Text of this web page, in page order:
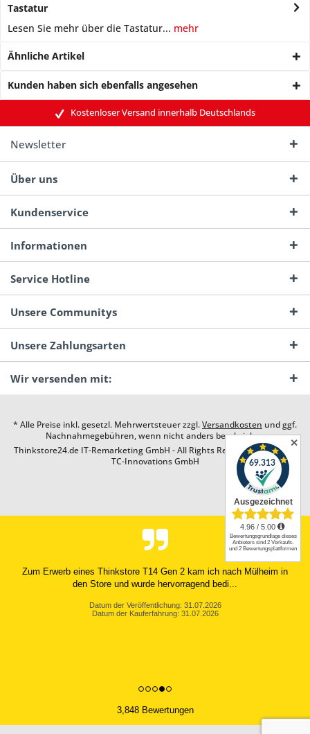
Tastatur
Lesen Sie mehr über die Tastatur... mehr
Ähnliche Artikel
Kunden haben sich ebenfalls angesehen
Kostenloser Versand innerhalb Deutschlands
Newsletter
Über uns
Kundenservice
Informationen
Service Hotline
Unsere Communitys
Unsere Zahlungsarten
Wir versenden mit:
* Alle Preise inkl. gesetzl. Mehrwertsteuer zzgl.Versandkosten und ggf.
Nachnahmegebühren, wenn nicht anders beschrieben
Thinkstore24.de IT-Remarketing GmbH - All Rights Reserved. Design by
TC-Innovations GmbH
Zum Erwerb eines Thinkstore T14 Gen 2 kam ich nach Mülheim in
den Store und wurde hervorragend bedi...
Datum der Veröffentlichung: 31.07.2026
Datum der Kauferfahrung: 31.07.2026
3,848 Bewertungen
✕